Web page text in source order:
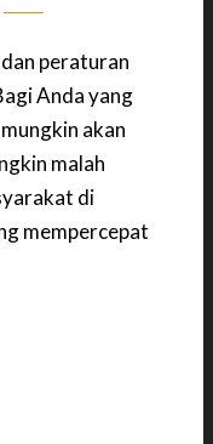
peraturan
Anda yang
akan
malah
di
mempercepat